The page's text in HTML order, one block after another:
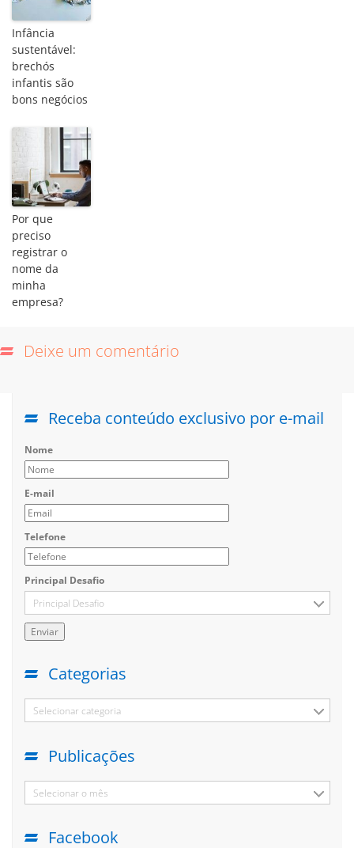
Infância
sustentável:
brechós
infantis são
bons negócios
Por que
preciso
registrar o
nome da
minha
empresa?
Deixe um comentário
Receba conteúdo exclusivo por e-mail
Nome
E-mail
Telefone
Principal Desafio
Principal Desafio
Categorias
Selecionar categoria
Publicações
Selecionar o mês
Facebook